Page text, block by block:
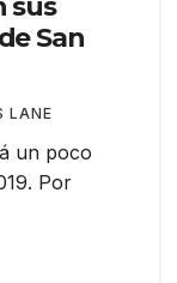
sus
San
LANE
un poco
Por